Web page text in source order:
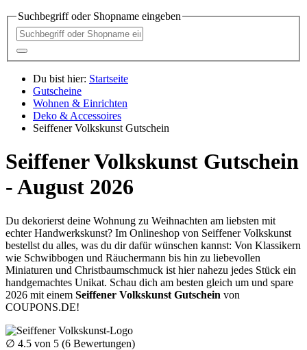
Suchbegriff oder Shopname eingeben
Du bist hier: Startseite
Gutscheine
Wohnen & Einrichten
Deko & Accessoires
Seiffener Volkskunst Gutschein
Seiffener Volkskunst Gutschein
- August 2026
Du dekorierst deine Wohnung zu Weihnachten am liebsten mit
echter Handwerkskunst? Im Onlineshop von Seiffener Volkskunst
bestellst du alles, was du dir dafür wünschen kannst: Von Klassikern
wie Schwibbogen und Räuchermann bis hin zu liebevollen
Miniaturen und Christbaumschmuck ist hier nahezu jedes Stück ein
handgemachtes Unikat. Schau dich am besten gleich um und spare
2026 mit einem Seiffener Volkskunst Gutschein von
COUPONS.DE!
∅ 4.5 von 5 (6 Bewertungen)